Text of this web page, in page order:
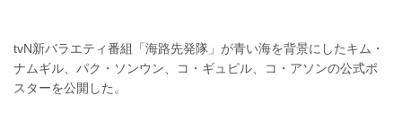
tvN新バラエティ番組「海路先発隊」が青い海を背景にしたキム・
ナムギル、パク・ソンウン、コ・ギュピル、コ・アソンの公式ポ
スターを公開した。